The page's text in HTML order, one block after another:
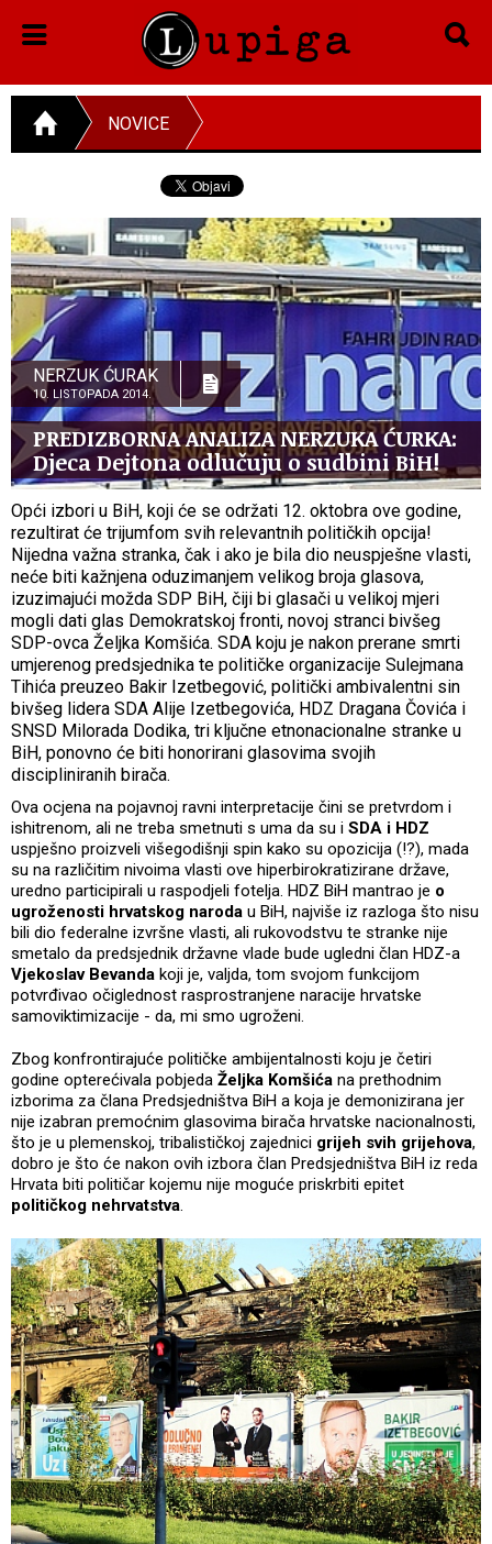
NOVICE
NERZUK ĆURAK
10. LISTOPADA 2014.
PREDIZBORNA ANALIZA NERZUKA ĆURKA:
Djeca Dejtona odlučuju o sudbini BiH!
Opći izbori u BiH, koji će se održati 12. oktobra ove godine,
rezultirat će trijumfom svih relevantnih političkih opcija!
Nijedna važna stranka, čak i ako je bila dio neuspješne vlasti,
neće biti kažnjena oduzimanjem velikog broja glasova,
izuzimajući možda SDP BiH, čiji bi glasači u velikoj mjeri
mogli dati glas Demokratskoj fronti, novoj stranci bivšeg
SDP-ovca Željka Komšića. SDA koju je nakon prerane smrti
umjerenog predsjednika te političke organizacije Sulejmana
Tihića preuzeo Bakir Izetbegović, politički ambivalentni sin
bivšeg lidera SDA Alije Izetbegovića, HDZ Dragana Čovića i
SNSD Milorada Dodika, tri ključne etnonacionalne stranke u
BiH, ponovno će biti honorirani glasovima svojih
discipliniranih birača.
Ova ocjena na pojavnoj ravni interpretacije čini se pretvrdom i
ishitrenom, ali ne treba smetnuti s uma da su i SDA i HDZ
uspješno proizveli višegodišnji spin kako su opozicija (!?), mada
su na različitim nivoima vlasti ove hiperbirokratizirane države,
uredno participirali u raspodjeli fotelja. HDZ BiH mantrao je o
ugroženosti hrvatskog naroda u BiH, najviše iz razloga što nisu
bili dio federalne izvršne vlasti, ali rukovodstvu te stranke nije
smetalo da predsjednik državne vlade bude ugledni član HDZ-a
Vjekoslav Bevanda koji je, valjda, tom svojom funkcijom
potvrđivao očiglednost rasprostranjene naracije hrvatske
samoviktimizacije - da, mi smo ugroženi.
Zbog konfrontirajuće političke ambijentalnosti koju je četiri
godine opterećivala pobjeda Željka Komšića na prethodnim
izborima za člana Predsjedništva BiH a koja je demonizirana jer
nije izabran premoćnim glasovima birača hrvatske nacionalnosti,
što je u plemenskoj, tribalističkoj zajednici grijeh svih grijehova,
dobro je što će nakon ovih izbora član Predsjedništva BiH iz reda
Hrvata biti političar kojemu nije moguće priskrbiti epitet
političkog nehrvatstva.